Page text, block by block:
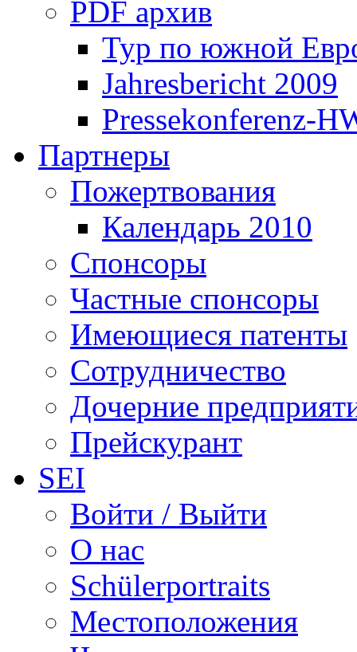
PDF архив
Тур по южной
Jahresbericht 2009
Pressekonferenz-
Партнеры
Пожертвования
Календарь 2010
Спонсоры
Частные спонсоры
Имеющиеся патенты
Сотрудничество
Дочерние
Прейскурант
SEI
Войти / Выйти
О нас
Schülerportraits
Местоположения